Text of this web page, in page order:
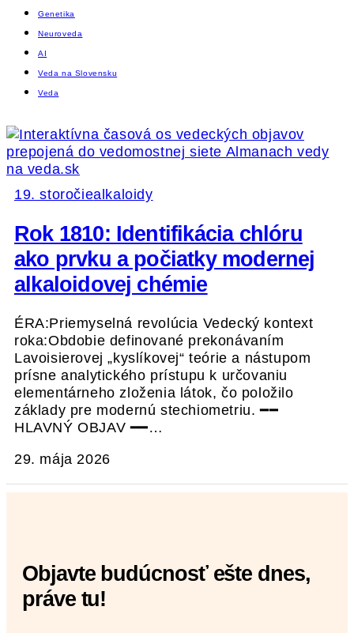
Genetika
Neuroveda
AI
Veda na Slovensku
Veda
19. storočiealkaloidy
Rok 1810: Identifikácia chlóru
ako prvku a počiatky modernej
alkaloidovej chémie
ÉRA:Priemyselná revolúcia Vedecký kontext
roka:Obdobie definované prekonávaním
Lavoisierovej „kyslíkovej“ teórie a nástupom
prísne analytického prístupu k určovaniu
elementárneho zloženia látok, čo položilo
základy pre modernú stechiometriu. ━━
HLAVNÝ OBJAV ━━…
29. mája 2026
Objavte budúcnosť ešte dnes,
práve tu!